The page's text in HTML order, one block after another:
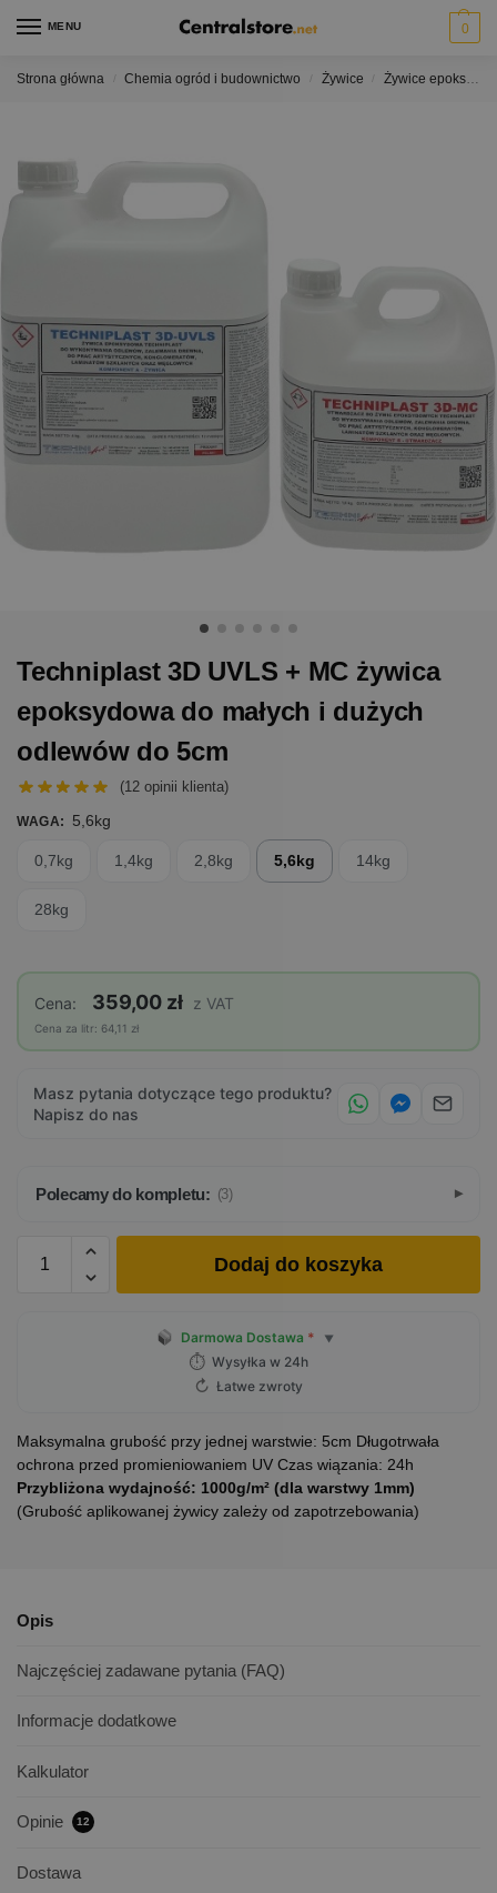
MENU 0
Strona główna Chemia ogród i budownictwo Żywice Żywice epoksydowe 3D do drewna, odlewów i stołów z żywicy typu "rzeka" Bezbarwne - krystaliczne
Techniplast 3D UVLS + MC żywica
epoksydowa do małych i dużych
odlewów do 5cm
(12 opinii klienta)
WAGA: 5,6kg
0,7kg 1,4kg 2,8kg 5,6kg 14kg
28kg
Cena: 359,00 zł z VAT
Cena za litr: 64,11 zł
Masz pytania dotyczące tego produktu?
Napisz do nas
Polecamy do kompletu: (3)
Dodaj do koszyka
Darmowa Dostawa * ▼
⏱ Wysyłka w 24h
↻ Łatwe zwroty
Maksymalna grubość przy jednej warstwie: 5cm Długotrwała
ochrona przed promieniowaniem UV Czas wiązania: 24h
Przybliżona wydajność: 1000g/m² (dla warstwy 1mm)
(Grubość aplikowanej żywicy zależy od zapotrzebowania)
Opis
Najczęściej zadawane pytania (FAQ)
Informacje dodatkowe
Kalkulator
Opinie 12
Dostawa